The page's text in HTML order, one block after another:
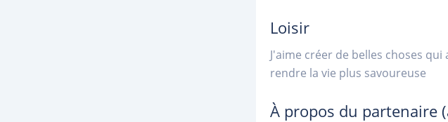
Loisir
J'aime créer de belles choses
rendre la vie plus savoureuse
À propos du partenaire